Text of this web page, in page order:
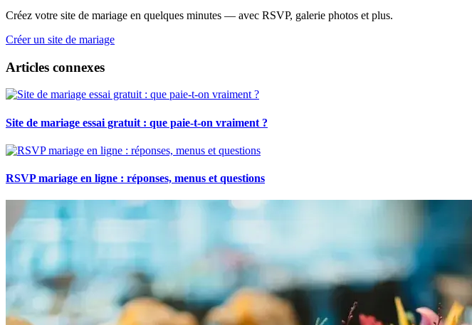
Créez votre site de mariage en quelques minutes — avec RSVP, galerie photos et plus.
Créer un site de mariage
Articles connexes
Site de mariage essai gratuit : que paie-t-on vraiment ?
RSVP mariage en ligne : réponses, menus et questions